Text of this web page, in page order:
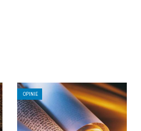
OPINIE